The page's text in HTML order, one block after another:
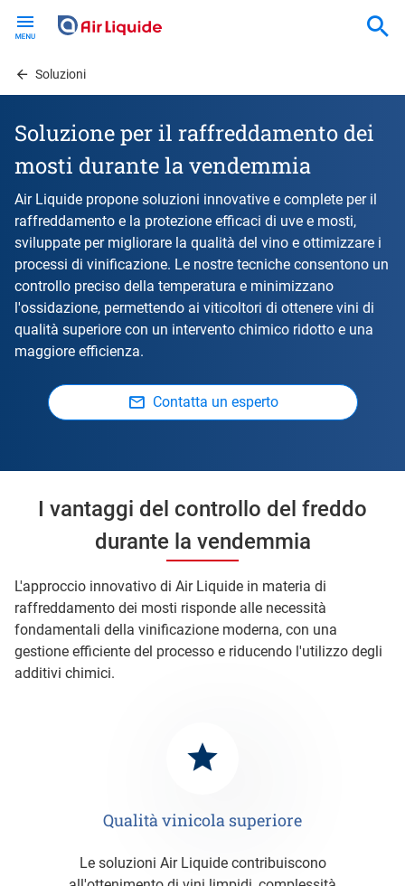
contentSoluzioni
Soluzione per il raffreddamento dei
mosti durante la vendemmia
Air Liquide propone soluzioni innovative e complete per il
raffreddamento e la protezione efficaci di uve e mosti,
sviluppate per migliorare la qualità del vino e ottimizzare i
processi di vinificazione. Le nostre tecniche consentono un
controllo preciso della temperatura e minimizzano
l'ossidazione, permettendo ai viticoltori di ottenere vini di
qualità superiore con un intervento chimico ridotto e una
maggiore efficienza.
Contatta un esperto
I vantaggi del controllo del freddo
durante la vendemmia
L'approccio innovativo di Air Liquide in materia di
raffreddamento dei mosti risponde alle necessità
fondamentali della vinificazione moderna, con una
gestione efficiente del processo e riducendo l'utilizzo degli
additivi chimici.
Qualità vinicola superiore
Le soluzioni Air Liquide contribuiscono